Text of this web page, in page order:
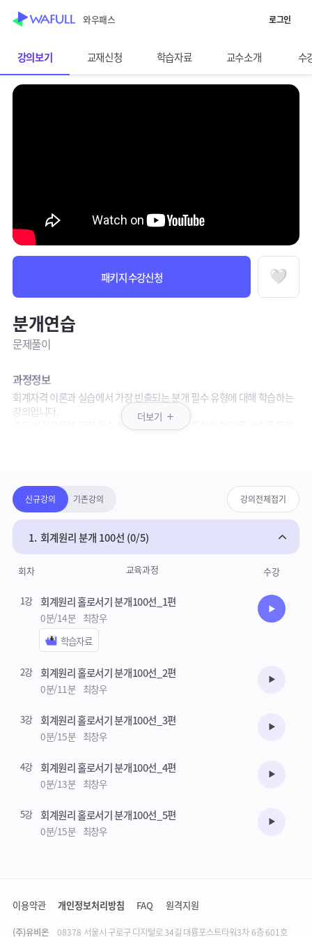
스킵 네비게이션
WASUB 자격증 구독
와우패스 로그인
이전화면보기 분개연습
과정정보
더보기
수강안내
패키지 수강신청 찜
분개연습
문제풀이
과정정보
회계자격 이론과 실습에서 가장 빈출되는 분개 필수 유형에 대해 학습하는
강의입니다.
주요 계정과목에 대한 필수 분개 100선 강의를 통하여 분개를 기초를 튼튼
· 문제풀이: 기본 분개 연습문제풀이(100문제)
참고사항
기본서 없이 학습자료로 수강 하실 수 있습니다.
※ 해당 강의는 평생교육바우처 수료 이수 과정으로 인정되지 않습니다.
이 점 유의해주시기 바랍니다.
강의보기 교재신청 학습자료 교수소개 수
선택바
강의보기목록
신규강의 기존강의 강의전체접기
1. 회계원리 분개 100선 (0/5)
회차 교육과정 수강
1강 회계원리 홀로서기 분개100선_1편
0분/14분 최창우 수강준비
2강 회계원리 홀로서기 분개100선_2편
0분/11분 최창우 수강준비
3강 회계원리 홀로서기 분개100선_3편
0분/15분 최창우 수강준비
4강 회계원리 홀로서기 분개100선_4편
0분/13분 최창우 수강준비
5강 회계원리 홀로서기 분개100선_5편
0분/15분 최창우 수강준비
이용약관 개인정보처리방침 FAQ 원격지원
(주)유비온 주소
08378 서울시 구로구 디지털로 34길 대륭포스트타워3차 6층 601호